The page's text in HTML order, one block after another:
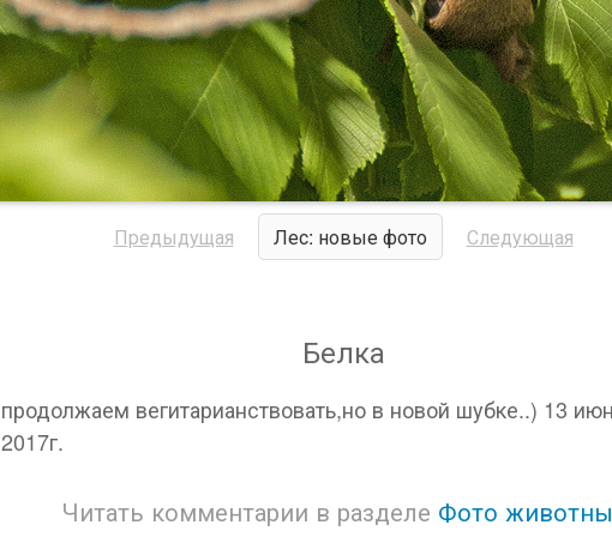
Предыдущая Лес: новые фото Следующая
Белка
продолжаем вегитарианствовать,но в новой шубке..) 13
2017г.
Читать комментарии в разделе Фото